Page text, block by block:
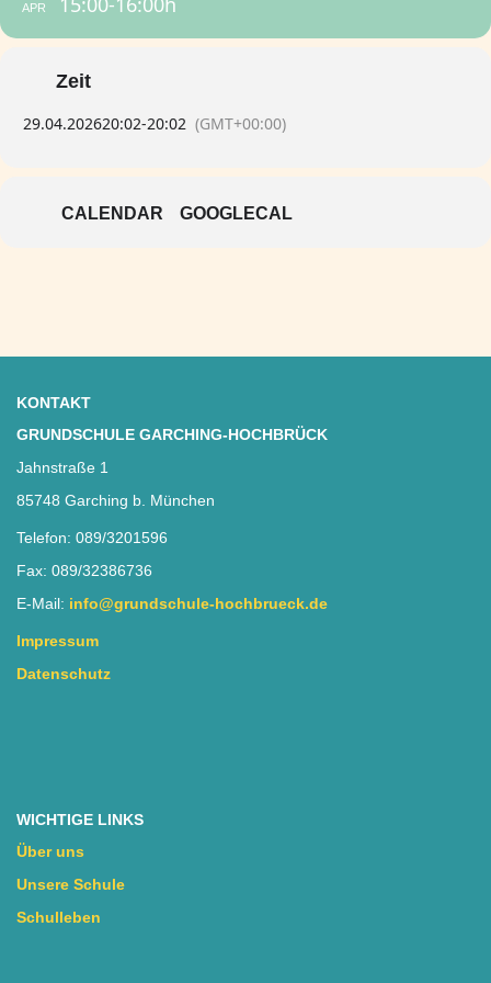
APR
Zeit
29.04.202620:02-20:02 (GMT+00:00)
CALENDAR GOOGLECAL
KONTAKT
GRUNDSCHULE GARCHING-HOCHBRÜCK
Jahnstraße 1
85748 Garching b. München
Telefon: 089/3201596
Fax: 089/32386736
E-Mail: info@grundschule-hochbrueck.de
Impressum
Datenschutz
WICHTIGE LINKS
Über uns
Unsere Schule
Schulleben